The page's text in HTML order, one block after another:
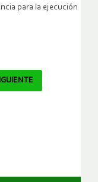
para la ejecución